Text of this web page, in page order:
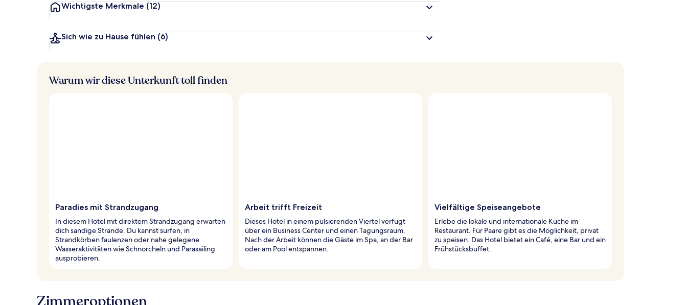
Wichtigste Merkmale (12)
Sich wie zu Hause fühlen (6)
Warum wir diese Unterkunft toll finden
Paradies mit Strandzugang
In diesem Hotel mit direktem Strandzugang erwarten
dich sandige Strände. Du kannst surfen, in
Strandkörben faulenzen oder nahe gelegene
Wasseraktivitäten wie Schnorcheln und Parasailing
ausprobieren.
Arbeit trifft Freizeit
Dieses Hotel in einem pulsierenden Viertel verfügt
über ein Business Center und einen Tagungsraum.
Nach der Arbeit können die Gäste im Spa, an der Bar
oder am Pool entspannen.
Vielfältige Speiseangebote
Erlebe die lokale und internationale Küche im
Restaurant. Für Paare gibt es die Möglichkeit, privat
zu speisen. Das Hotel bietet ein Café, eine Bar und ein
Frühstücksbuffet.